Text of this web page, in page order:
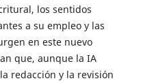
los sentidos
a su empleo y las
en este nuevo
que, aunque la IA
redacción y la revisión